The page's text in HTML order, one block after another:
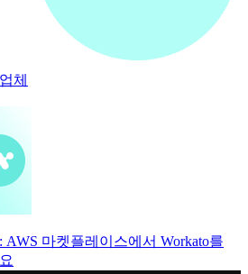
체
AWS 마켓플레이스에서 Workato를